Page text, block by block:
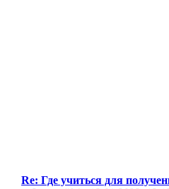
Re: Где учиться для